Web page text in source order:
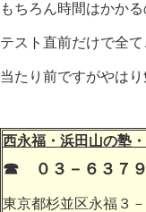
もちろん時間はかかる
テスト直前だけで全
当たり前ですがやは
西永福・浜田山の塾
☎ ０３－６３７９
東京都杉並区永福３